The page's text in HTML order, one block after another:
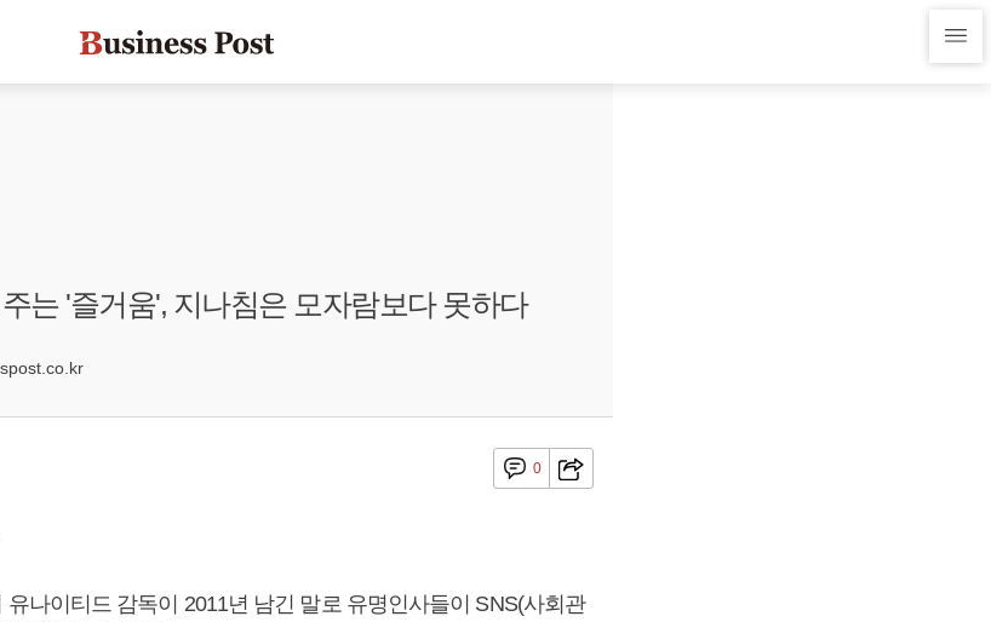
는 '즐거움', 지나침은 모자람보다 못하다
0
나이티드 감독이 2011년 남긴 말로 유명인사들이 SNS(사회관